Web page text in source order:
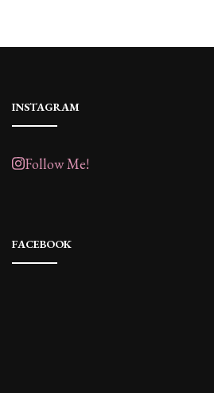
INSTAGRAM
Follow Me!
FACEBOOK